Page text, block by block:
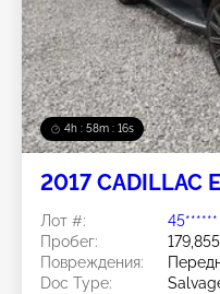
4h : 58m : 13s
2017 CADILLAC
Лот #:
45******
Пробег:
Повреждения:
Doc Type: